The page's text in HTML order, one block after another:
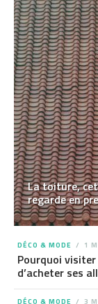
La toiture,
regarde en
DÉCO & MODE 1
Pourquoi
d’acheter ses
DÉCO & MODE 3